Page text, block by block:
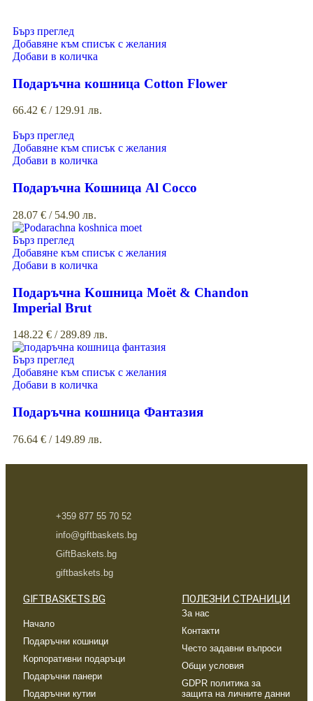
Бърз преглед
Добавяне към списък с желания
Добави в количка
Подаръчна кошница Cotton Flower
66.42 € / 129.91 лв.
Бърз преглед
Добавяне към списък с желания
Добави в количка
Подаръчна Кошница Al Cocco
28.07 € / 54.90 лв.
Бърз преглед
Добавяне към списък с желания
Добави в количка
Подаръчна Kошница Moët & Chandon
Imperial Brut
148.22 € / 289.89 лв.
Бърз преглед
Добавяне към списък с желания
Добави в количка
Подаръчна кошница Фантазия
76.64 € / 149.89 лв.
+359 877 55 70 52
info@giftbaskets.bg
GiftBaskets.bg
giftbaskets.bg
GIFTBASKETS.BG
Начало
Подаръчни кошници
Корпоративни подаръци
Подаръчни панери
Подаръчни кутии
ПОЛЕЗНИ СТРАНИЦИ
За нас
Контакти
Често задавни въпроси
Общи условия
GDPR политика за
защита на личните данни